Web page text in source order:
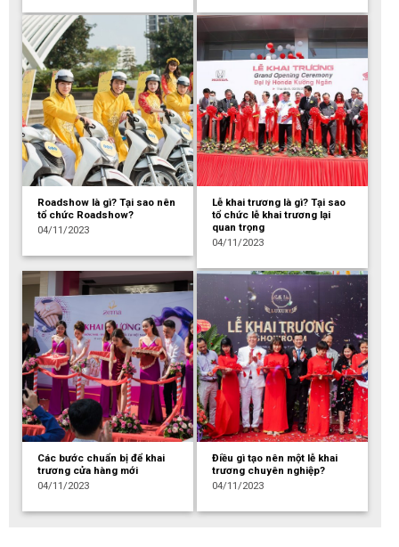
Roadshow là gì? Tại sao nên
tổ chức Roadshow?
04/11/2023
Lễ khai trương là gì? Tại sao
tổ chức lễ khai trương lại
quan trọng
04/11/2023
Các bước chuẩn bị để khai
trương cửa hàng mới
04/11/2023
Điều gì tạo nên một lễ khai
trương chuyên nghiệp?
04/11/2023